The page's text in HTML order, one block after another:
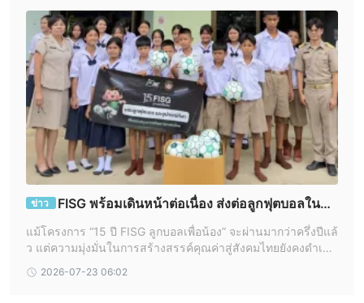
สำหรับปริมาณการซื้อขายที่เล็กหรือใหญ่
นอกจากนี้ยังมีไม่มีข้อจำกัดในจำนวนคำสั่งที่รอดำเนินการ ทำให้
นักซื้อขายมีความยืดหยุ่นในการจัดการการซื้อขายตามที่พวกเขาเห็น
สมควร. บัญชีทุกประเภทรองรับการใช้Expert Advisors (EAs),
ทำให้สามารถใช้กลยุทธ์การซื้อขายอัตโนมัติได้
ความเครียด
ความเครียดการซื้อขายสูงสุดคือ1:400 สำหรับคู่สกุลเงิน Forex
1:50 สำหรับดัชนี, 1:200 สำหรับทอง, 1:100 สำหรับเงินเงิน,
และ 1:100 สำหรับพลังงานสินค้า. สำคัญที่จะทราบว่า ขณะที่
ความเครียดสามารถขยายกำไรได้ แต่ก็สามารถขยายขาดทุนได้ ดังนั้น
นักซื้อขายควรใช้มันอย่างระมัดระวังและให้แน่ใจว่าพวกเขามีกลยุทธ์
การจัดการความเสี่ยงที่แข็งแรง
การกระจาย & ค่าคอมมิชั่น
ข่าว
FISG พร้อมเดินหน้าต่อเนื่อง ส่งต่อลูกฟุตบอลในพื้น
ที่ห่างไกล
แม้โครงการ “15 ปี FISG ลูกบอลเพื่อน้อง” จะผ่านมากว่าครึ่งปีแล้
ว แต่ความมุ่งมั่นในการสร้างสรรค์คุณค่าสู่สังคมไทยยังคงดำเนิ
นไปอย่างเข้มข้น สำหรับ First InterStellar Group (FISG) องค์ก
รที่ให้ความสำคัญกับ
2026-07-23 06:02